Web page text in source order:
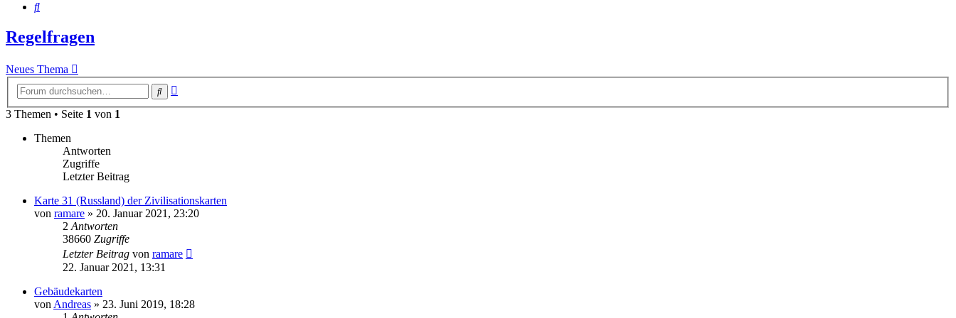
Suche
Regelfragen
Neues Thema
Suche
3 Themen • Seite 1 von 1
Themen
Antworten
Zugriffe
Letzter Beitrag
Karte 31 (Russland) der Zivilisationskarten
von ramare » 20. Januar 2021, 23:20
2 Antworten
38660 Zugriffe
Letzter Beitrag von ramare
22. Januar 2021, 13:31
Gebäudekarten
von Andreas » 23. Juni 2019, 18:28